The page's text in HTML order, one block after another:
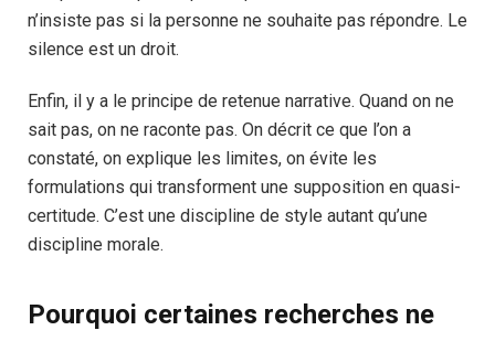
n’insiste pas si la personne ne souhaite pas répondre. Le
silence est un droit.
Enfin, il y a le principe de retenue narrative. Quand on ne
sait pas, on ne raconte pas. On décrit ce que l’on a
constaté, on explique les limites, on évite les
formulations qui transforment une supposition en quasi-
certitude. C’est une discipline de style autant qu’une
discipline morale.
Pourquoi certaines recherches ne